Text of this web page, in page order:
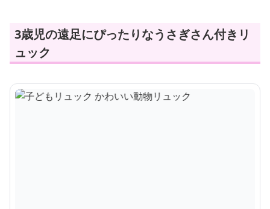
3歳児の遠足にぴったりなうさぎさん付きリ
ュック